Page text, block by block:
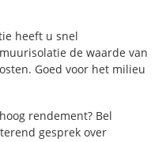
heeft u snel
de waarde van
Goed voor het milieu
rendement? Bel
gesprek over